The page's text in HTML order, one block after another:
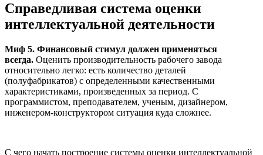
Справедливая система оценки
интеллектуальной деятельности
Миф 5. Финансовый стимул должен применяться
всегда. Оценить производительность рабочего завода
относительно легко: есть количество деталей
(полуфабрикатов) с определенными качественными
характеристиками, произведенных за период. С
программистом, преподавателем, ученым, дизайнером,
инженером-конструктором ситуация куда сложнее.
С чего начать построение системы оценки интеллектуальной